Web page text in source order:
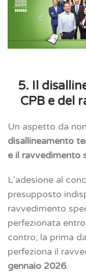
5. Il
CPB e del
Un aspetto da
disallineamento
e il ravvedimento
L’adesione al
presupposto
ravvedimento
perfezionata
contro, la prima
perfeziona il
gennaio 2026.